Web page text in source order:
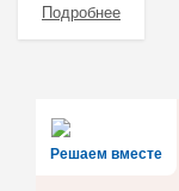
Подробнее
Решаем вместе